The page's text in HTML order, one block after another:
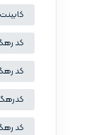
کد
کد
کد